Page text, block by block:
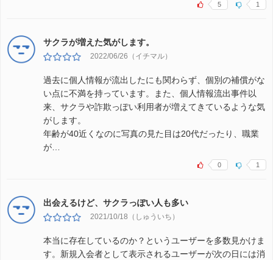
5 1
サクラが増えた気がします。
2022/06/26（イチマル）
過去に個人情報が流出したにも関わらず、個別の補償がな
い点に不満を持っています。また、個人情報流出事件以
来、サクラや詐欺っぽい利用者が増えてきているような気
がします。
年齢が40近くなのに写真の見た目は20代だったり、職業
が…
0 1
出会えるけど、サクラっぽい人も多い
2021/10/18（しゅういち）
本当に存在しているのか？というユーザーを多数見かけま
す。新規入会者として表示されるユーザーが次の日には消